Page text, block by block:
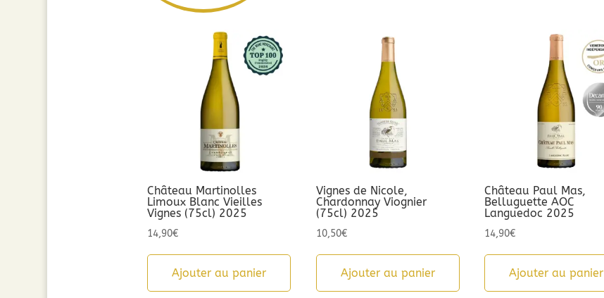
Château Martinolles
Limoux Blanc Vieilles
Vignes (75cl) 2025
14,90€
Ajouter au panier
Vignes de Nicole,
Chardonnay Viognier
(75cl) 2025
10,50€
Ajouter au panier
Château Paul Mas,
Belluguette AOC
Languedoc 2025
14,90€
Ajouter au panier